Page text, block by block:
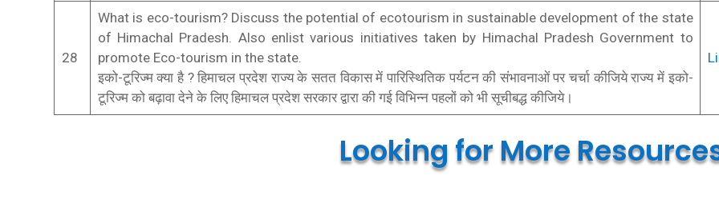
28
What is eco-tourism? Discuss the potential of ecotourism in sustainable development of the state
of Himachal Pradesh. Also enlist various initiatives taken by Himachal Pradesh Government to
promote Eco-tourism in the state.
इको-टूरिज्म क्या है ? हिमाचल प्रदेश राज्य के सतत विकास में पारिस्थितिक पर्यटन की संभावनाओं पर चर्चा कीजिये राज्य में इको-
टूरिज्म को बढ़ावा देने के लिए हिमाचल प्रदेश सरकार द्वारा की गई विभिन्न पहलों को भी सूचीबद्ध कीजिये।
Looking for More